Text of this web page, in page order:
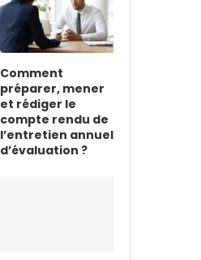
Comment
préparer, mener
et rédiger le
compte rendu de
l’entretien annuel
d’évaluation ?